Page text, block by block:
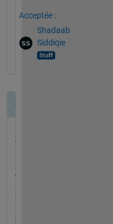
Acceptée :
Shadaab
Siddiqie